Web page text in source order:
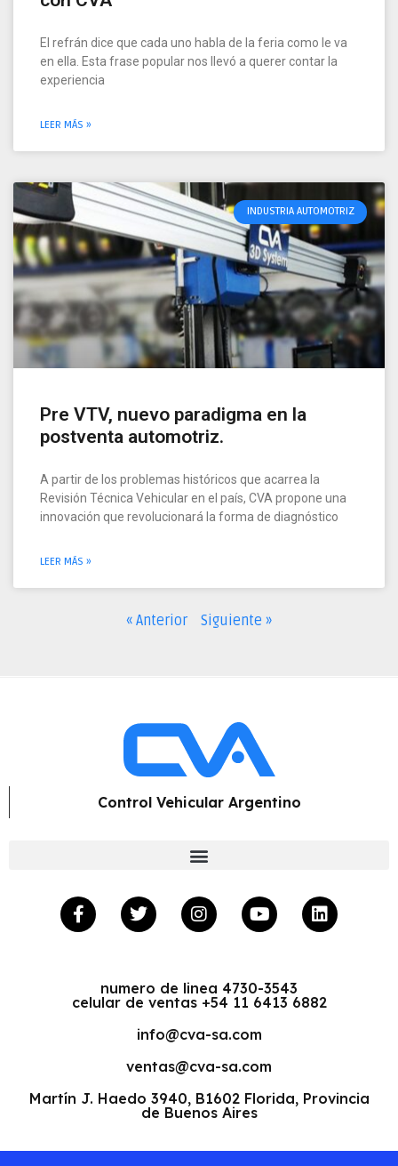
El refrán dice que cada uno habla de la feria como le va
en ella. Esta frase popular nos llevó a querer contar la
experiencia
LEER MÁS »
INDUSTRIA AUTOMOTRIZ
Pre VTV, nuevo paradigma en la
postventa automotriz.
A partir de los problemas históricos que acarrea la
Revisión Técnica Vehicular en el país, CVA propone una
innovación que revolucionará la forma de diagnóstico
LEER MÁS »
« Anterior Siguiente »
Control Vehicular Argentino
numero de linea 4730-3543
celular de ventas +54 11 6413 6882
info@cva-sa.com
ventas@cva-sa.com
Martín J. Haedo 3940, B1602 Florida, Provincia
de Buenos Aires